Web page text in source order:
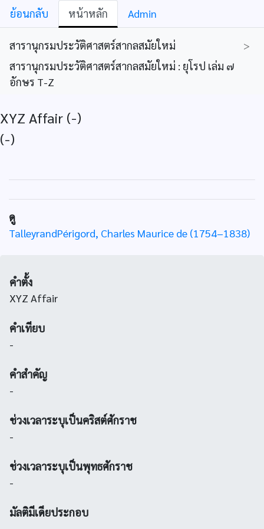
ย้อนกลับ หน้าหลัก Admin
สารานุกรมประวัติศาสตร์สากลสมัยใหม่
>
สารานุกรมประวัติศาสตร์สากลสมัยใหม่ : ยุโรป เล่ม ๗
อักษร T-Z
XYZ Affair (-)
(-)
ดู
TalleyrandPérigord, Charles Maurice de (1754–1838)
คำตั้ง
XYZ Affair
คำเทียบ
-
คำสำคัญ
-
ช่วงเวลาระบุเป็นคริสต์ศักราช
-
ช่วงเวลาระบุเป็นพุทธศักราช
-
มัลติมีเดียประกอบ